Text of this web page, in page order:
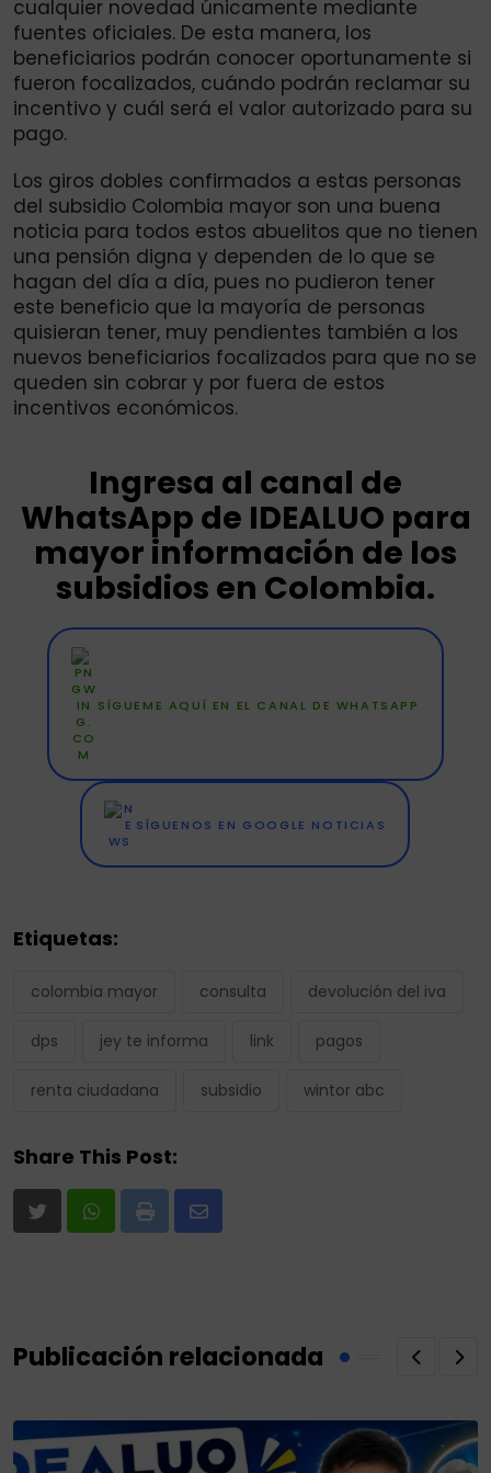
cualquier novedad únicamente mediante
fuentes oficiales. De esta manera, los
beneficiarios podrán conocer oportunamente si
fueron focalizados, cuándo podrán reclamar su
incentivo y cuál será el valor autorizado para su
pago.
Los giros dobles confirmados a estas personas
del subsidio Colombia mayor son una buena
noticia para todos estos abuelitos que no tienen
una pensión digna y dependen de lo que se
hagan del día a día, pues no pudieron tener
este beneficio que la mayoría de personas
quisieran tener, muy pendientes también a los
nuevos beneficiarios focalizados para que no se
queden sin cobrar y por fuera de estos
incentivos económicos.
Ingresa al canal de
WhatsApp de IDEALUO para
mayor información de los
subsidios en Colombia.
SÍGUEME AQUÍ EN EL CANAL DE WHATSAPP
SÍGUENOS EN GOOGLE NOTICIAS
Etiquetas:
colombia mayor consulta devolución del iva
dps jey te informa link pagos
renta ciudadana subsidio wintor abc
Share This Post:
Print
Share
Publicación relacionada